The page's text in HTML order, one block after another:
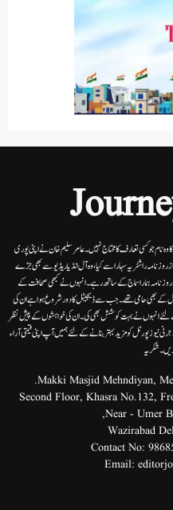
نام جو کسی تعارف کا محتاج نہیں۔عامرسلیم خان نے اپنی پوری
راشٹریہ سہارا سے کیا،وہ آل انڈیا ریڈیوسے بھی جڑے
ہمارا سماج کے ساتھ رہے۔ انہوں نے کبھی صحافت کے
کے بھی حامی تھے۔ جب سے ڈیجیٹل کا دور شروع ہوا ہے ان کی
انہوں نے بہت کوشش بھی کی۔ ان کی خواہشوں کے پیش نظر
پورٹل کو مزید بہتر بنانے کے لئے ہمیں آپ اپنی قیمتی آراء
Makki Masjid Mehndiyan,
147/2, Second Floor, Khasra
Near - Umer
Wazirabad
Contact No:
Email: